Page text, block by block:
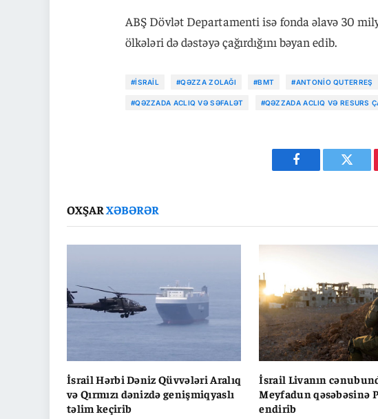
ABŞ Dövlət Departamenti isə fonda əlavə 30
ölkələri də dəstəyə çağırdığını bəyan edib.
#İSRAIL #QƏZZA ZOLAĞI #BMT #ANTONIO QUTERREŞ
#QƏZZADA ACLIQ VƏ SƏFALƏT #QƏZZADA ACLIQ VƏ RESURS
Facebook
OXŞARXƏBƏRƏR
İsrail Hərbi Dəniz Qüvvələri Aralıq
və Qırmızı dənizdə genişmiqyaslı
təlim keçirib
İsrail Livanın
Meyfadun qəsəbəsinə
endirib